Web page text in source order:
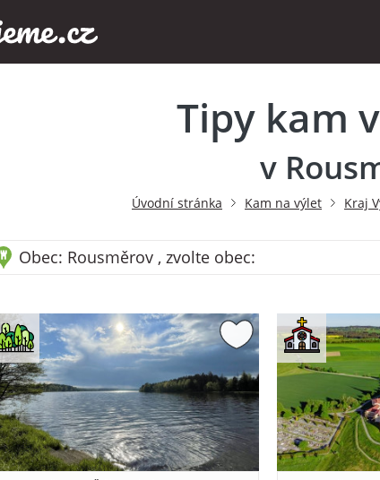
Tipy kam
v
Úvodní stránka Kam na výlet Kraj
Obec: Rousměrov , zvolte obec: